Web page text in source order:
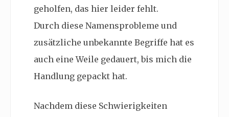
geholfen, das hier leider fehlt.
Durch diese Namensprobleme und
zusätzliche unbekannte Begriffe hat es
auch eine Weile gedauert, bis mich die
Handlung gepackt hat.
Nachdem diese Schwierigkeiten